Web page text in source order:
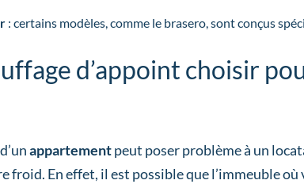
: certains modèles, comme le brasero, sont conçus
d’appoint choisir
appartementpeut poser problème à un
froid. En effet, il est possible que l’immeuble